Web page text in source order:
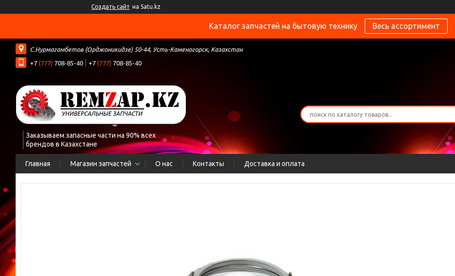
Создать сайт на Satu.kz
Каталог запчастей на бытовую технику Весь ассортимент
С.Нурмагамбетов (Орджоникидзе) 50-44, Усть-Каменогорск, Казахстан
+7 (777) 708-85-40 +7 (777) 708-85-40
Заказываем запасные части на 90% всех
брендов в Казахстане
Главная Магазин запчастей О нас Контакты Доставка и оплата